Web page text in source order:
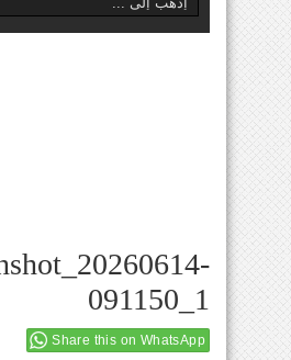
091150_1
Share this on WhatsApp